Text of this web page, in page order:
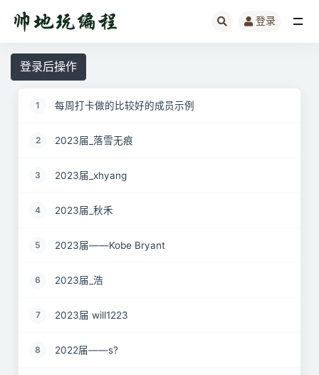
登录
登录后操作
1 每周打卡做的比较好的成员示例
2 2023届_落雪无痕
3 2023届_xhyang
4 2023届_秋禾
5 2023届——Kobe Bryant
6 2023届_浩
7 2023届 will1223
8 2022届——s?